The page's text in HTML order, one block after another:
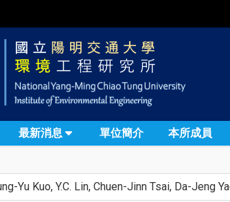
最新消息 單位簡介 本所成員
Yu Kuo, Y.C. Lin, Chuen-Jinn Tsai, Da-Jeng